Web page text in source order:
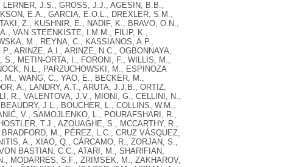
J.S., GROSS, J.J., AGESIN, B.B.,
E.A., GARCIA, E.O.L., DREXLER, S.M.,
Z., KUSHNIR, E., NADIF, K., BRAVO, O.N.,
VAN STEENKISTE, I.M.M., FILIP, K.,
M., REYNA, C., KASSIANOS, A.P.,
ARINZE, A.I., ARINZE, N.C., OGBONNAYA,
METIN-ORTA, I., FORONI, F., WILLIS, M.,
N.L., PARZUCHOWSKI, M., ESPINOZA
M., WANG, C., YAO, E., BECKER, M.,
A., LANDRY, A.T., ARUTA, J.J.B., ORTIZ,
R., VALENTOVA, J.V., MIONI, G., CELLINI, N.,
J.L., BOUCHER, L., COLLINS, W.M.,
V., SAMOJLENKO, L., POURAFSHARI, R.,
T.J., AZOUAGHE, S., MCCARTHY, R.,
M., PÉREZ, L.C., CRUZ VÁSQUEZ,
A., XIAO, Q., CÁRCAMO, R., ZORJAN, S.,
BASTIAN, C.C., ATARI, M., SHARIFIAN,
MODARRES, S.F., ZRIMSEK, M., ZAKHAROV,